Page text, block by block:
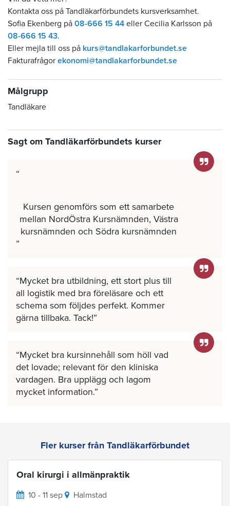
Kontakta oss på Tandläkarförbundets kursverksamhet.
Sofia Ekenberg på 08-666 15 44 eller Cecilia Karlsson på
08-666 15 43.
Eller mejla till oss på kurs@tandlakarforbundet.se
Fakturafrågor ekonomi@tandlakarforbundet.se
Målgrupp
Tandläkare
Sagt om Tandläkarförbundets kurser
Kursen genomförs som ett samarbete
mellan NordÖstra Kursnämnden, Västra
kursnämnden och Södra kursnämnden
Mycket bra utbildning, ett stort plus till
all logistik med bra föreläsare och ett
schema som följdes perfekt. Kommer
gärna tillbaka. Tack!
Mycket bra kursinnehåll som höll vad
det lovade; relevant för den kliniska
vardagen. Bra upplägg och lagom
mycket information.
Fler kurser från Tandläkarförbundet
Oral kirurgi i allmänpraktik
10 - 11 sep Halmstad